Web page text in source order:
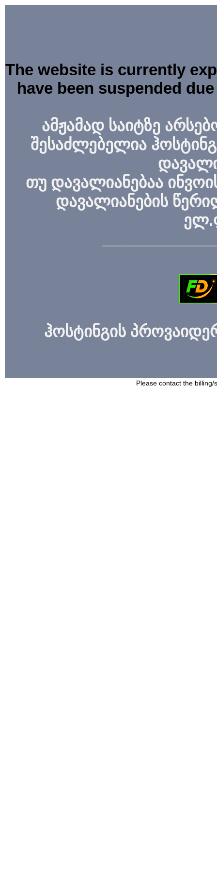
The website is currently
have been suspended
ამჟამად საიტზე
შესაძლებელია
თუ დავალიანებაა
დავალიანების
ჰოსტინგის
Please contact the